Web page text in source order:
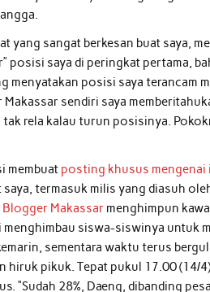
yang sangat berkesan buat saya,
posisi saya di peringkat pertama,
menyatakan posisi saya terancam
sendiri saya
rela kalau turun posisinya.
membuat posting khusus mengenai
termasuk milis yang diasuh
Makassar menghimpun
menghimbau siswa-siswinya untuk
sementara waktu terus
hiruk pikuk. Tepat pukul 17.00 (14/
“Sudah 28%, Daeng, dibanding